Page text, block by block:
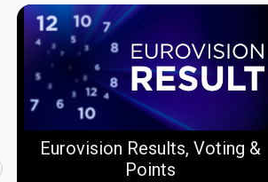
Eurovision Results, Voting &
Points